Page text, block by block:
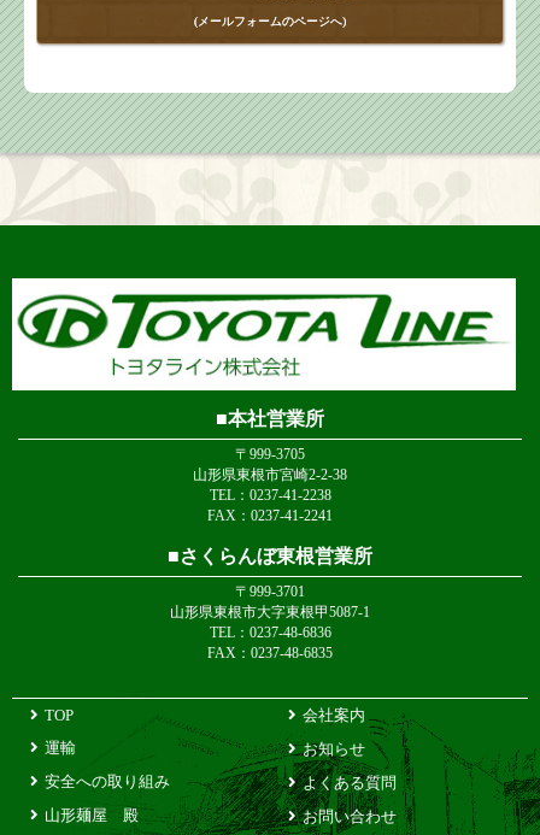
(メールフォームのページへ)
本社営業所
〒999-3705
山形県東根市宮崎2-2-38
TEL：0237-41-2238
FAX：0237-41-2241
さくらんぼ東根営業所
〒999-3701
山形県東根市大字東根甲5087-1
TEL：0237-48-6836
FAX：0237-48-6835
TOP
運輸
安全への取り組み
山形麺屋 殿
会社案内
お知らせ
よくある質問
お問い合わせ